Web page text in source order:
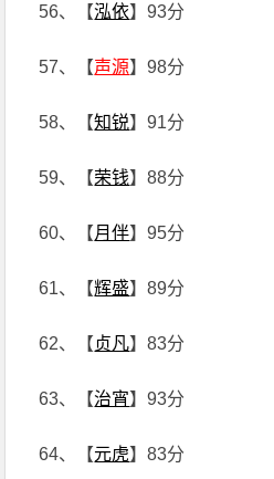
56、【泓依】93分
57、【声源】98分
58、【知锐】91分
59、【荣钱】88分
60、【月伴】95分
61、【辉盛】89分
62、【 贞凡】83分
63、【治宵】93分
64、【元虎】83分